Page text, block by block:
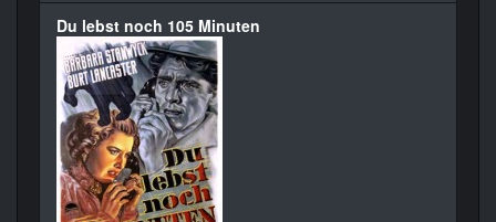
Du lebst noch 105 Minuten